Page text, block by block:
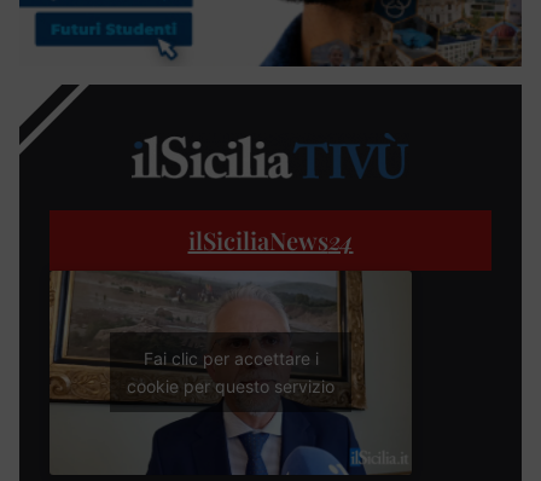
ilSiciliaNews24
Fai clic per accettare i
cookie per questo servizio